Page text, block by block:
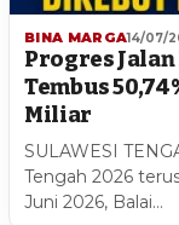
BINA MARGA14/07/
Progres Jalan
Tembus
Miliar
SULAWESI
Tengah 2026
Juni 2026, Balai…